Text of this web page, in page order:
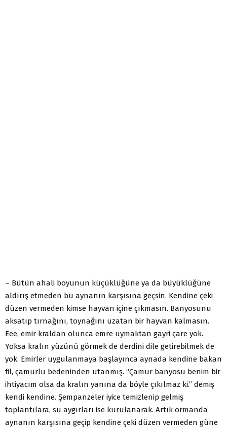
– Bütün ahali boyunun küçüklüğüne ya da büyüklüğüne
aldırış etmeden bu aynanın karşısına geçsin. Kendine çeki
düzen vermeden kimse hayvan içine çıkmasın. Banyosunu
aksatıp tırnağını, toynağını uzatan bir hayvan kalmasın.
Eee, emir kraldan olunca emre uymaktan gayri çare yok.
Yoksa kralın yüzünü görmek de derdini dile getirebilmek de
yok. Emirler uygulanmaya başlayınca aynada kendine bakan
fil, çamurlu bedeninden utanmış. “Çamur banyosu benim bir
ihtiyacım olsa da kralın yanına da böyle çıkılmaz ki.” demiş
kendi kendine. Şempanzeler iyice temizlenip gelmiş
toplantılara, su aygırları ise kurulanarak. Artık ormanda
aynanın karşısına geçip kendine çeki düzen vermeden güne